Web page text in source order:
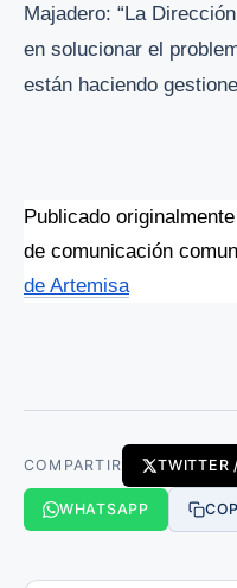
Majadero: “La
en solucionar el
están haciendo
Publicado
de comunicación
de Artemisa
COMPARTIR TWITTER
WHATSAPP